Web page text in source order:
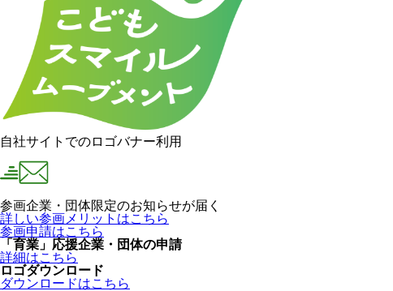
自社サイトでのロゴバナー利用
参画企業・団体限定のお知らせが届く
詳しい参画メリットはこちら
参画申請はこちら
「育業」応援企業・団体の申請
詳細はこちら
ロゴダウンロード
ダウンロードはこちら